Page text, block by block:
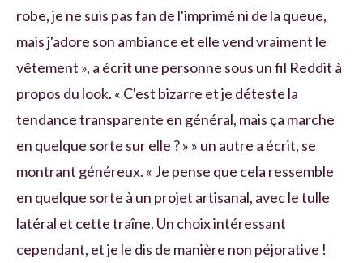
robe, je ne suis pas fan de l'imprimé ni de la queue,
mais j'adore son ambiance et elle vend vraiment le
vêtement », a écrit une personne sous un fil Reddit à
propos du look. « C'est bizarre et je déteste la
tendance transparente en général, mais ça marche
en quelque sorte sur elle ? » » un autre a écrit, se
montrant généreux. « Je pense que cela ressemble
en quelque sorte à un projet artisanal, avec le tulle
latéral et cette traîne. Un choix intéressant
cependant, et je le dis de manière non péjorative !